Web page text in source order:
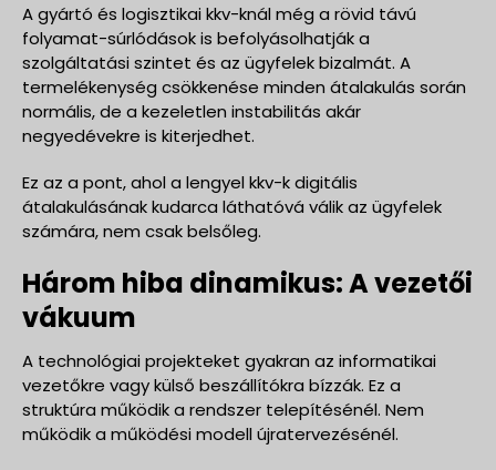
A gyártó és logisztikai kkv-knál még a rövid távú
folyamat-súrlódások is befolyásolhatják a
szolgáltatási szintet és az ügyfelek bizalmát. A
termelékenység csökkenése minden átalakulás során
normális, de a kezeletlen instabilitás akár
negyedévekre is kiterjedhet.
Ez az a pont, ahol a lengyel kkv-k digitális
átalakulásának kudarca láthatóvá válik az ügyfelek
számára, nem csak belsőleg.
Három hiba dinamikus: A vezetői
vákuum
A technológiai projekteket gyakran az informatikai
vezetőkre vagy külső beszállítókra bízzák. Ez a
struktúra működik a rendszer telepítésénél. Nem
működik a működési modell újratervezésénél.